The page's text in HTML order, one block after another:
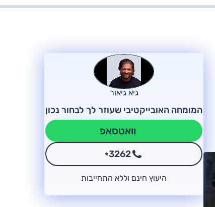
גיא גיאור
המומחה האובייקטיבי שעוזר לך לבחור נכון
וואטסאפ
*3262
היעוץ חינם וללא התחייבות